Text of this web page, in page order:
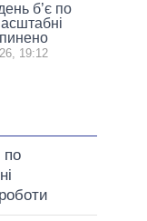
б’є по
19:12
по